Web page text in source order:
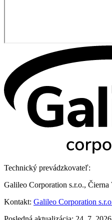
Technický prevádzkovateľ:
Galileo Corporation s.r.o., Čierna
Kontakt: Galileo Corporation